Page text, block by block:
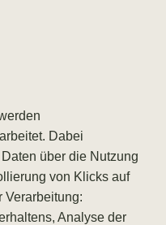
Dabei
über die Nutzung
von Klicks auf
Verarbeitung:
Analyse der